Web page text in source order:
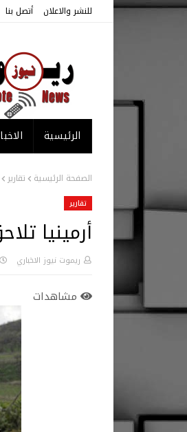
للنشر والاعلان أتصل بنا
الرئيسية
الصفحة الرئيسية تقارير
تقارير
أرمينيا تلاحق 3 "مرتزقة
ريموت نيوز الاخباري
مشاهدات